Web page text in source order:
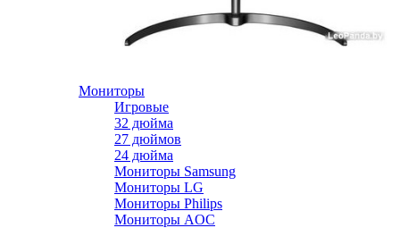
Мониторы
Игровые
32 дюйма
27 дюймов
24 дюйма
Мониторы Samsung
Мониторы LG
Мониторы Philips
Мониторы AOC